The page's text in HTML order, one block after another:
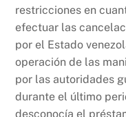
restricciones en
efectuar las
por el Estado
operación de las
por las autoridades
durante el último
desconocía el